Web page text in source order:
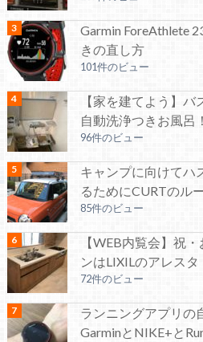
Garmin ForeAthlete
きの直し方
101件のビュー
【家を建てよう】
自動洗浄つきお風呂！
96件のビュー
キャンプに向けてハ
るためにCURTのル
85件のビュー
【WEB内覧会】祝
ンはLIXILのアレスタ
72件のビュー
ランニングアプリの
GarminとNIKE+と